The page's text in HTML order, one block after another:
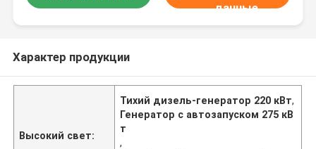
данные
Характер продукции
Высокий свет:
Тихий дизель-генератор 220 кВт,
Генератор с автозапуском 275 кВ
т
,